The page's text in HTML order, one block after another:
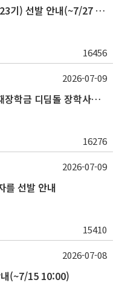
2026-2학기 순득장학재단 장학생(23기) 선발 안내(~7/27 10:00)
16456
세종연구원 2026년도 세종이도인재장학금 디딤돌 장학사업 학자금대출 관련분야(원금상환, 이자지원) 신청 사업 안내
16276
2026-07-09
를 선발 안내
15410
2026-07-09
(~7/15 10:00)
2026-07-08